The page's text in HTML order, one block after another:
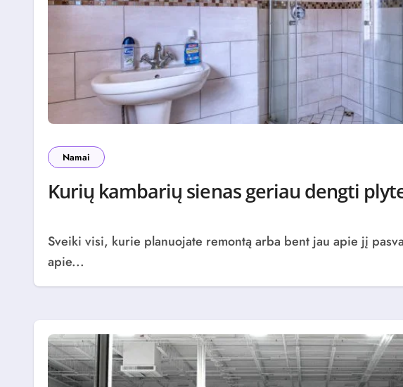
Namai
Kurių kambarių sienas geriau dengti
Sveiki visi, kurie planuojate remontą arba bent jau apie jį pasvajojate. Kai pradedame galvoti
apie...